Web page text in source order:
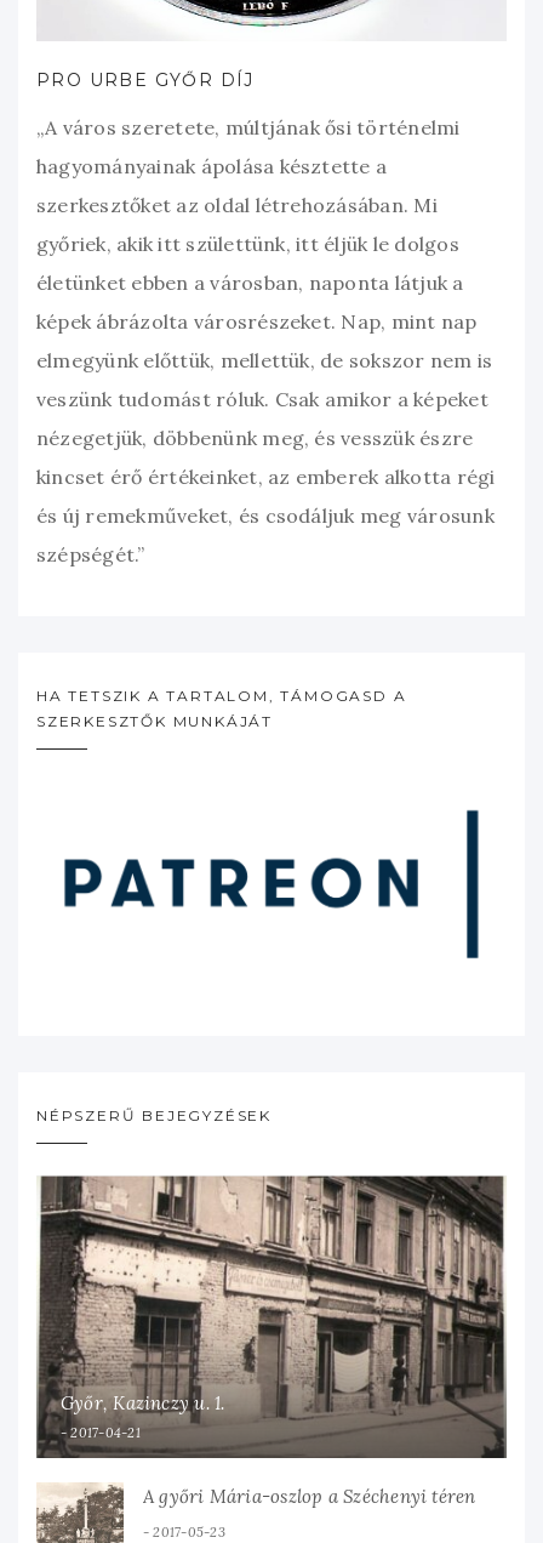
PRO URBE GYŐR DÍJ
„A város szeretete, múltjának ősi történelmi
hagyományainak ápolása késztette a
szerkesztőket az oldal létrehozásában. Mi
győriek, akik itt születtünk, itt éljük le dolgos
életünket ebben a városban, naponta látjuk a
képek ábrázolta városrészeket. Nap, mint nap
elmegyünk előttük, mellettük, de sokszor nem is
veszünk tudomást róluk. Csak amikor a képeket
nézegetjük, döbbenünk meg, és vesszük észre
kincset érő értékeinket, az emberek alkotta régi
és új remekműveket, és csodáljuk meg városunk
szépségét.”
HA TETSZIK A TARTALOM, TÁMOGASD A
SZERKESZTŐK MUNKÁJÁT
NÉPSZERŰ BEJEGYZÉSEK
Győr, Kazinczy u. 1.
2017-04-21
A győri Mária-oszlop a Széchenyi téren
2017-05-23